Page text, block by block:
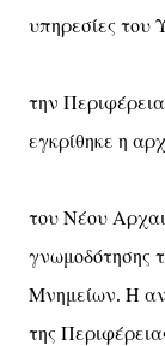
υπηρεσίες του
την
εγκρίθηκε η
του Νέου
γνωμοδότησης
Μνημείων. Η
της